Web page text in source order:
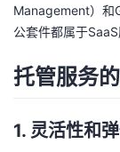
程
认
的
我
藏
支
声
议
Management）和
公套件都属于SaaS
托管服务
1. 灵活性和弹